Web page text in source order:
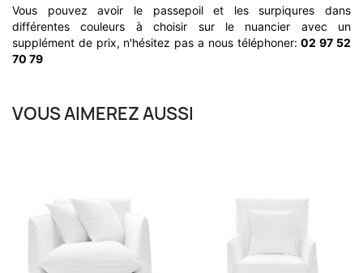
Vous pouvez avoir le passepoil et les surpiqures dans
différentes couleurs à choisir sur le nuancier avec un
supplément de prix, n'hésitez pas a nous téléphoner:02 97 52
70 79
VOUS AIMEREZ AUSSI